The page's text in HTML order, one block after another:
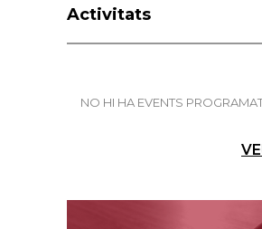
Activitats
NO HI HA EVENTS